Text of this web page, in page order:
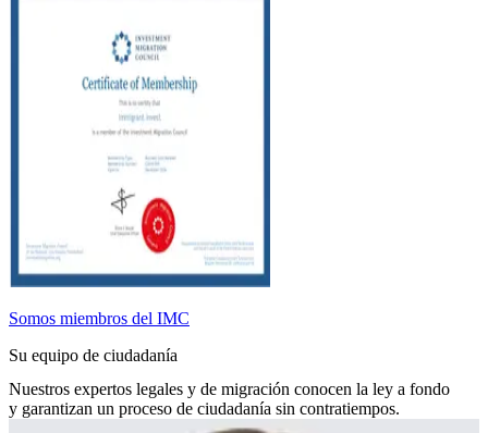
Somos miembros del IMC
Su equipo de ciudadanía
Nuestros expertos legales y de migración conocen la ley a fondo
y garantizan un proceso de ciudadanía sin contratiempos.